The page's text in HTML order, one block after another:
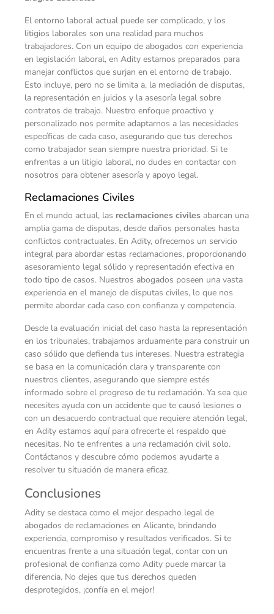
El entorno laboral actual puede ser complicado, y los
litigios laborales son una realidad para muchos
trabajadores. Con un equipo de abogados con experiencia
en legislación laboral, en Adity estamos preparados para
manejar conflictos que surjan en el entorno de trabajo.
Esto incluye, pero no se limita a, la mediación de disputas,
la representación en juicios y la asesoría legal sobre
contratos de trabajo. Nuestro enfoque proactivo y
personalizado nos permite adaptarnos a las necesidades
específicas de cada caso, asegurando que tus derechos
como trabajador sean siempre nuestra prioridad. Si te
enfrentas a un litigio laboral, no dudes en contactar con
nosotros para obtener asesoría y apoyo legal.
Reclamaciones Civiles
En el mundo actual, las reclamaciones civiles abarcan una
amplia gama de disputas, desde daños personales hasta
conflictos contractuales. En Adity, ofrecemos un servicio
integral para abordar estas reclamaciones, proporcionando
asesoramiento legal sólido y representación efectiva en
todo tipo de casos. Nuestros abogados poseen una vasta
experiencia en el manejo de disputas civiles, lo que nos
permite abordar cada caso con confianza y competencia.
Desde la evaluación inicial del caso hasta la representación
en los tribunales, trabajamos arduamente para construir un
caso sólido que defienda tus intereses. Nuestra estrategia
se basa en la comunicación clara y transparente con
nuestros clientes, asegurando que siempre estés
informado sobre el progreso de tu reclamación. Ya sea que
necesites ayuda con un accidente que te causó lesiones o
con un desacuerdo contractual que requiere atención legal,
en Adity estamos aquí para ofrecerte el respaldo que
necesitas. No te enfrentes a una reclamación civil solo.
Contáctanos y descubre cómo podemos ayudarte a
resolver tu situación de manera eficaz.
Conclusiones
Adity se destaca como el mejor despacho legal de
abogados de reclamaciones en Alicante, brindando
experiencia, compromiso y resultados verificados. Si te
encuentras frente a una situación legal, contar con un
profesional de confianza como Adity puede marcar la
diferencia. No dejes que tus derechos queden
desprotegidos, ¡confía en el mejor!